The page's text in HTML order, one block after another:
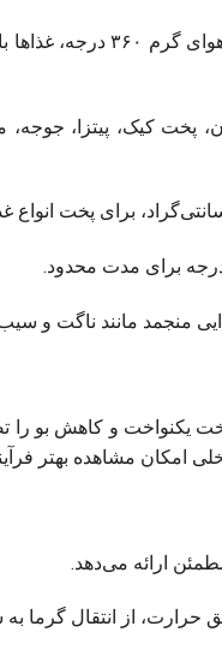
پخت کیک، پیتزا،
منجمد مانند ناگت و
ارائه می‌دهد.